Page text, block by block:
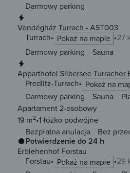
Darmowy parking
Vendégház Turrach - AST003
Turrach
Pokaż na mapie
27
Darmowy parking
Sauna
Apparthotel Silbersee Turracher
Predlitz-Turrach
Pokaż na
Darmowy parking Sauna
Apartament 2-osobowy
19 m2 1 łóżko podwójne
Bezpłatna anulacja
Bez
Potwierdzenie do 24 h
Erblehenhof Forstau
Forstau
Pokaż na mapie 29